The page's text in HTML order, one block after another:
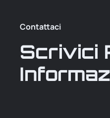
Contattaci
Scrivici